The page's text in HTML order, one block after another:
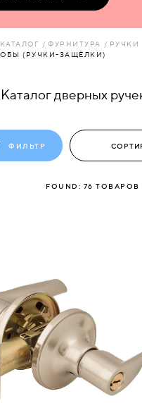
КАТАЛОГ ФУРНИТУРА
РУЧКИ
(РУЧКИ-ЗАЩЁЛКИ)
Каталог дверных
ФИЛЬТР
FOUND: 76 ТОВАРОВ